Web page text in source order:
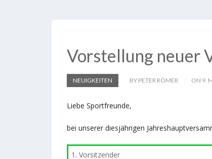
Vorstellung neuer
NEUIGKEITEN BY PETER RÖMER ON 9.
Liebe Sportfreunde,
bei unserer diesjährigen
1. Vorsitzender